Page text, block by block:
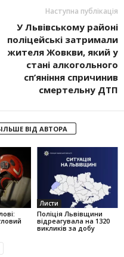
Наступна публікація
У Львівському районі
поліцейські затримали
жителя Жовкви, який у
стані алкогольного
сп’яніння спричинив
смертельну ДТП
ВІД АВТОРА
Листи
Поліція Львівщини
відреагувала на 1320
викликів за добу